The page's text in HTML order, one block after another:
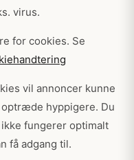
virus.
for cookies. Se
vil annoncer kunne
hyppigere. Du
fungerer optimalt
få adgang til.